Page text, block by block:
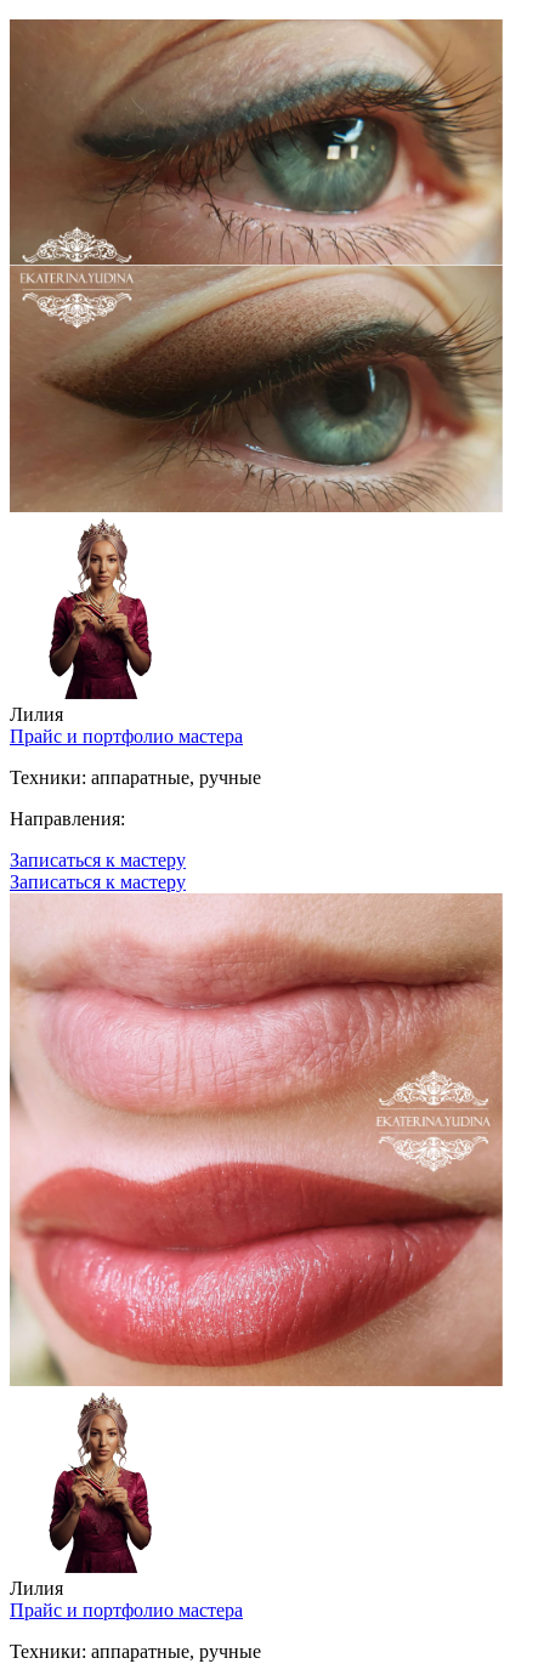
Лилия
Прайс и портфолио мастера
Техники: аппаратные, ручные
Направления:
Записаться к мастеру
Записаться к мастеру
Лилия
Прайс и портфолио мастера
Техники: аппаратные, ручные